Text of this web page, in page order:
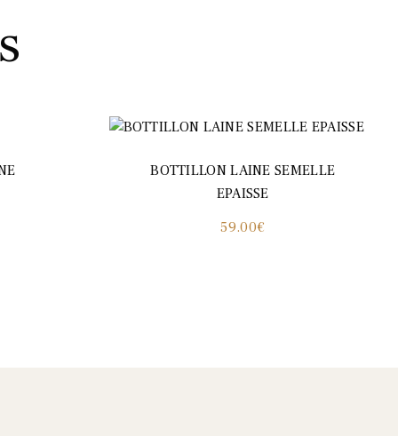
BOTTILLON LAINE SEMELLE
EPAISSE
59.00€